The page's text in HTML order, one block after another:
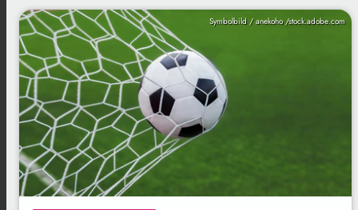
Symbolbild / anekoho /stock.adobe.com